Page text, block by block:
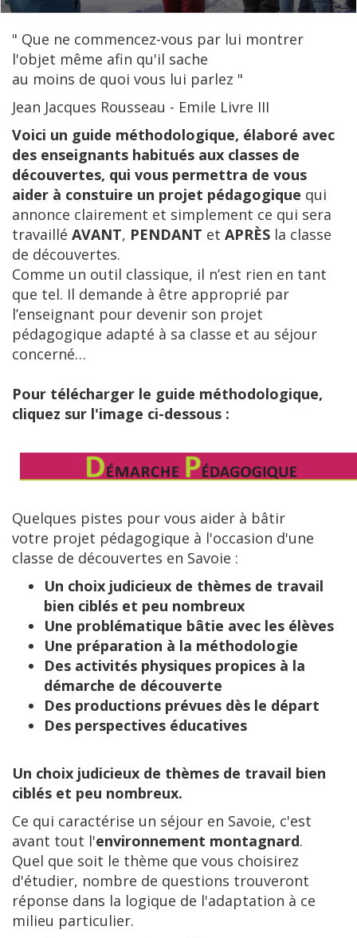
" Que ne commencez-vous par lui montrer
l'objet même afin qu'il sache
au moins de quoi vous lui parlez "
Jean Jacques Rousseau - Emile Livre III
Voici un guide méthodologique, élaboré avec
des enseignants habitués aux classes de
découvertes, qui vous permettra de vous
aider à constuire un projet pédagogique qui
annonce clairement et simplement ce qui sera
travaillé AVANT, PENDANT et APRÈS la classe
de découvertes.
Comme un outil classique, il n’est rien en tant
que tel. Il demande à être approprié par
l’enseignant pour devenir son projet
pédagogique adapté à sa classe et au séjour
concerné…
Pour télécharger le guide méthodologique,
cliquez sur l'image ci-dessous :
Quelques pistes pour vous aider à bâtir
votre projet pédagogique à l'occasion d'une
classe de découvertes en Savoie :
Un choix judicieux de thèmes de travail
bien ciblés et peu nombreux
Une problématique bâtie avec les élèves
Une préparation à la méthodologie
Des activités physiques propices à la
démarche de découverte
Des productions prévues dès le départ
Des perspectives éducatives
Un choix judicieux de thèmes de travail bien
ciblés et peu nombreux.
Ce qui caractérise un séjour en Savoie, c'est
avant tout l'environnement montagnard.
Quel que soit le thème que vous choisirez
d'étudier, nombre de questions trouveront
réponse dans la logique de l'adaptation à ce
milieu particulier.